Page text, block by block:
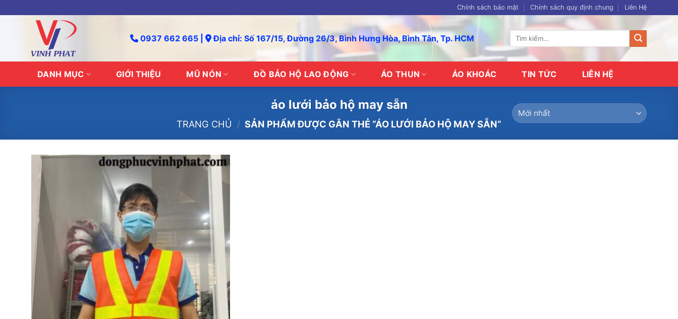
to
Chính sách bảo mật Chính sách quy định chung Liên Hệ
0937 662 665 | Địa chỉ: Số 167/15, Đường 26/3, Bình Hưng Hòa, Bình Tân, Tp. HCM
Tìm
DANH MỤC GIỚI THIỆU MŨ NÓN ĐỒ BẢO HỘ LAO ĐỘNG ÁO THUN ÁO KHOÁC TIN TỨC LIÊN HỆ
áo lưới bảo hộ may sẵn
TRANG CHỦ / SẢN PHẨM ĐƯỢC GẮN THẺ “ÁO LƯỚI BẢO HỘ MAY SẴN”